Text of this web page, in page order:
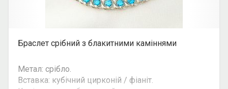
Браслет срібний з блакитними каміннями
Метал: срібло.
Вставка: кубічний цирконій / фіаніт.